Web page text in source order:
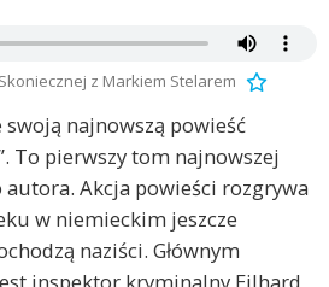
z Markiem Stelarem
najnowszą powieść
To pierwszy tom najnowszej
Akcja powieści rozgrywa
w niemieckim jeszcze
naziści. Głównym
inspektor kryminalny Eilhard